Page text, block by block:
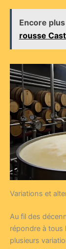
Encore
rousse
Variations et
Au fil des
répondre à tous
plusieurs